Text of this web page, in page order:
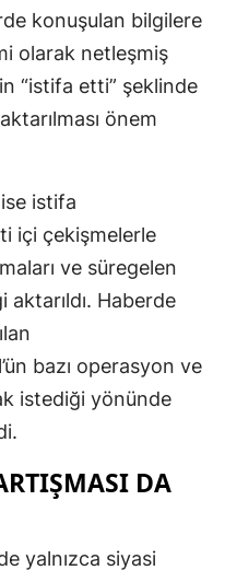
konuşulan bilgilere
olarak netleşmiş
“istifa etti” şeklinde
önem
istifa
içi çekişmelerle
ve süregelen
Haberde
bazı operasyon ve
istediği yönünde
DA
yalnızca siyasi